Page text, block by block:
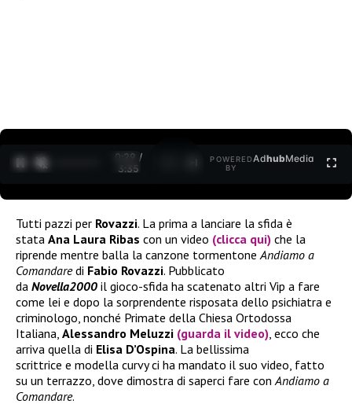
0:30 /
3:35
POWERED
BY
AdhubMedia
Tutti pazzi per Rovazzi. La prima a lanciare la sfida è
stata Ana Laura Ribas con un video (clicca qui) che la
riprende mentre balla la canzone tormentone Andiamo a
Comandaredi Fabio Rovazzi. Pubblicato
da Novella2000 il gioco-sfida ha scatenato altri Vip a fare
come lei e dopo la sorprendente risposata dello psichiatra e
criminologo, nonché Primate della Chiesa Ortodossa
Italiana, Alessandro Meluzzi (guarda il video) , ecco che
arriva quella di Elisa D’Ospina. La bellissima
scrittrice e modella curvy ci ha mandato il suo video, fatto
su un terrazzo, dove dimostra di saperci fare con Andiamo a
Comandare.